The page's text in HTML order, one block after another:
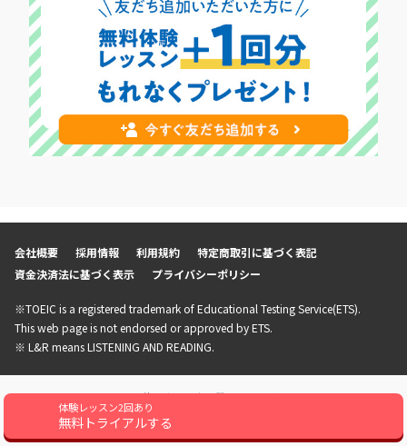
体験レッスン2回あり
無料トライアルする
会社概要 採用情報 利用規約
特定商取引に基づく表記
資金決済法に基づく表示
プライバシーポリシー
※TOEIC is a registered trademark of Educational Testing Service(ETS).
This web page is not endorsed or approved by ETS.
※ L&R means LISTENING AND READING.
© Copyright – 英会話を「教師の質」で選ぶならQQEnglish